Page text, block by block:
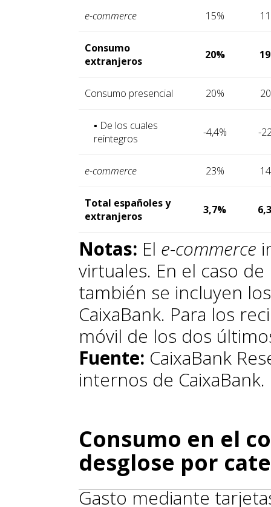
e-commerce 15%
Consumo
extranjeros
20%
Consumo presencial 20%
▪ De los cuales
reintegros
-4,4% -
e-commerce 23%
Total españoles y
extranjeros
3,7%
Notas: El e-commerce
virtuales. En el caso
también se incluyen
CaixaBank. Para los
móvil de los dos
Fuente: CaixaBank
internos de CaixaBank.
Consumo en el
desglose por
Gasto mediante